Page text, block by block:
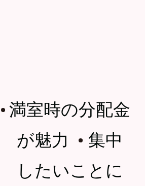
・満室時の分配金
が魅力 ・集中
したいことに